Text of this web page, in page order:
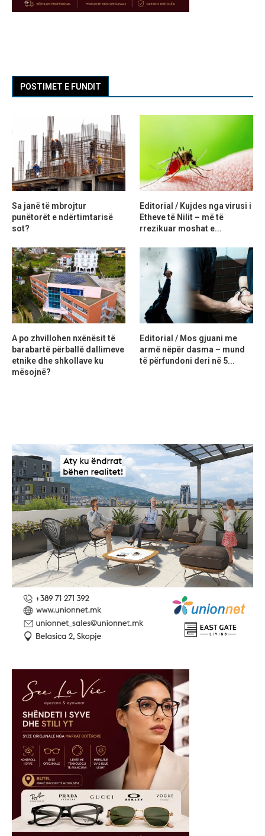
POSTIMET E FUNDIT
Sa janë të mbrojtur
punëtorët e ndërtimtarisë
sot?
Editorial / Kujdes nga virusi i
Etheve të Nilit – më të
rrezikuar moshat e...
A po zhvillohen nxënësit të
barabartë përballë dallimeve
etnike dhe shkollave ku
mësojnë?
Editorial / Mos gjuani me
armë nëpër dasma – mund
të përfundoni deri në 5...